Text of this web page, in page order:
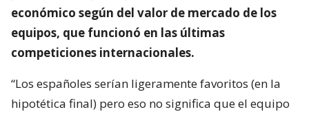
económico según del valor de mercado de los
equipos, que funcionó en las últimas
competiciones internacionales.
“Los españoles serían ligeramente favoritos (en la
hipotética final) pero eso no significa que el equipo